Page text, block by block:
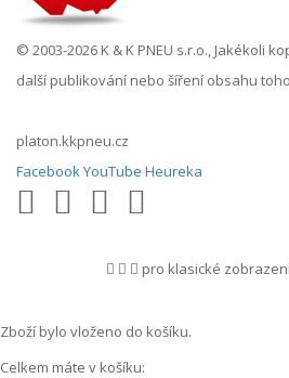
© 2003-2026 K & K PNEU s.r.o., Jakékoli
další publikování nebo šíření obsahu
platon.kkpneu.cz
FacebookYouTube Heureka
pro klasické
Zboží bylo vloženo do košíku.
Celkem máte v košíku: